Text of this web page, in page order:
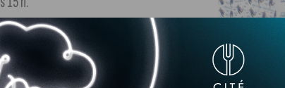
figure à la 15
place du classement